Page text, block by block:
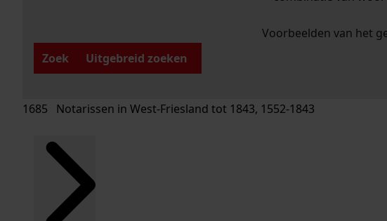
Voorbeelden van het
Zoek
Uitgebreid zoeken
1685 Notarissen in West-Friesland tot 1843, 1552-1843